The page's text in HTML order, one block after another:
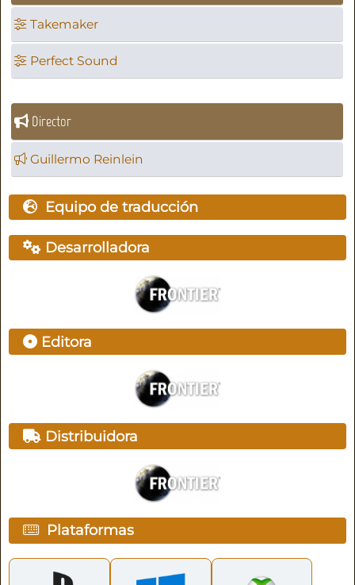
Takemaker
Perfect Sound
Director
Guillermo Reinlein
Equipo de traducción
Desarrolladora
Editora
Distribuidora
Plataformas